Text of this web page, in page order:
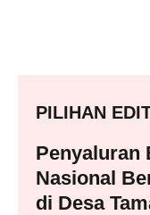
PILIHAN
Penyaluran
Nasional
di Desa